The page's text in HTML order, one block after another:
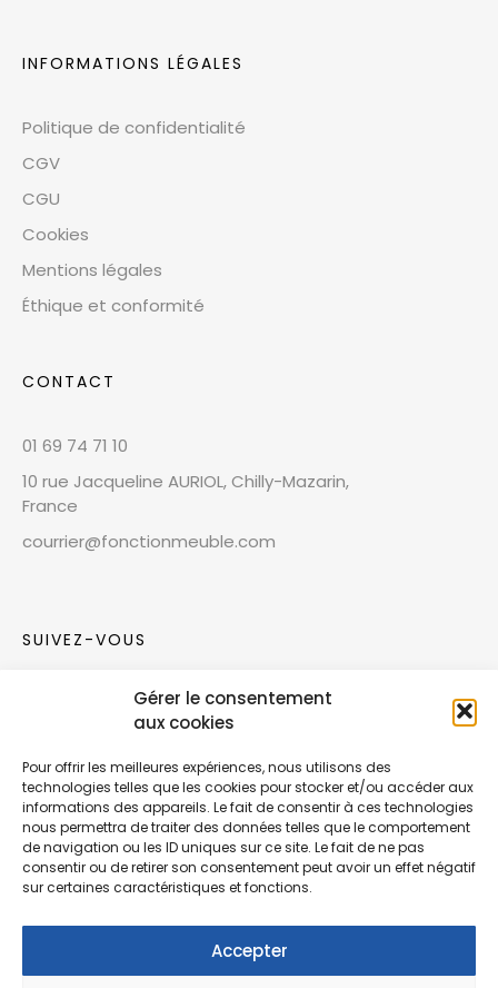
Gérer le consentement
aux cookies
Pour offrir les meilleures expériences, nous utilisons des
technologies telles que les cookies pour stocker et/ou accéder aux
informations des appareils. Le fait de consentir à ces technologies
nous permettra de traiter des données telles que le comportement
de navigation ou les ID uniques sur ce site. Le fait de ne pas
consentir ou de retirer son consentement peut avoir un effet négatif
sur certaines caractéristiques et fonctions.
Accepter
INFORMATIONS LÉGALES
Politique de confidentialité
CGV
CGU
Cookies
Mentions légales
Éthique et conformité
CONTACT
01 69 74 71 10
10 rue Jacqueline AURIOL, Chilly-Mazarin,
France
courrier@fonctionmeuble.com
SUIVEZ-VOUS
Rejoignez notre communauté sur les réseaux
Nouvelles collections, vie de l’équipe ou
inspirations : soyez informés de nos dernières
actualités.